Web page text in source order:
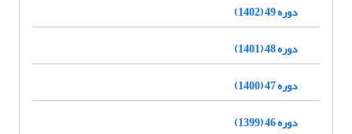
دوره 49 (1402)
دوره 48 (1401)
دوره 47 (1400)
دوره 46 (1399)